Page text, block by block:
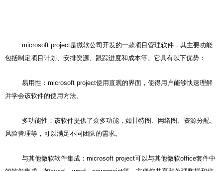
microsoft project是微软公司开发的一款项目管理软件，其主要功能
包括制定项目计划、安排资源、跟踪进度和成本等。它具有以下优势：
易用性：microsoft project使用直观的界面，使得用户能够快速理解
并学会该软件的使用方法。
多功能性：该软件提供了众多功能，如甘特图、网络图、资源分配、
风险管理等，可以满足不同团队的需求。
与其他微软软件集成：microsoft project可以与其他微软office套件中